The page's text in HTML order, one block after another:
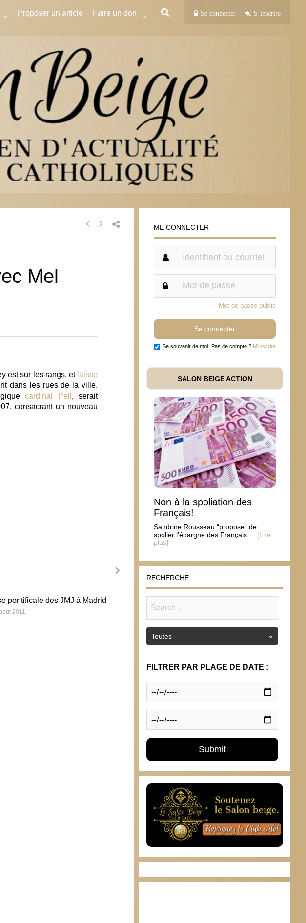
Proposer un article Faire un don Se connecter S’inscrire
Mel
est sur les rangs, et laisse
dans les rues de la ville.
cardinal Pell , serait
consacrant un nouveau
pontificale des JMJ à Madrid
2011
rassemblent 4000 personnes
17 août 2011
ME CONNECTER
Mot de passe oublié
Se souvenir de moi Pas de compte ? M'inscrire
SALON BEIGE ACTION
Non à la spoliation des
Français!
Sandrine Rousseau “propose” de
spolier l’épargne des Français ...
[Lire
plus]
RECHERCHE
FILTRER PAR PLAGE DE DATE :